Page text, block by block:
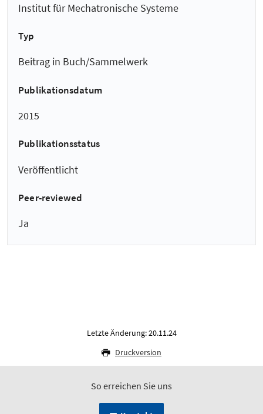
Institut für Mechatronische Systeme
Typ
Beitrag in Buch/Sammelwerk
Publikationsdatum
2015
Publikationsstatus
Veröffentlicht
Peer-reviewed
Ja
Letzte Änderung: 20.11.24
Druckversion
So erreichen Sie uns